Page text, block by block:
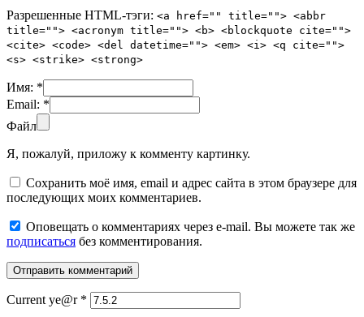
Разрешенные HTML-тэги: <a href="" title=""> <abbr
title=""> <acronym title=""> <b> <blockquote cite="">
<cite> <code> <del datetime=""> <em> <i> <q cite="">
<s> <strike> <strong>
Имя: *
Email: *
Файл
Я, пожалуй, приложу к комменту картинку.
Сохранить моё имя, email и адрес сайта в этом браузере для
последующих моих комментариев.
Оповещать о комментариях через e-mail. Вы можете так же
подписаться без комментирования.
Current ye@r *